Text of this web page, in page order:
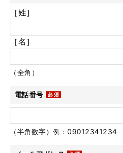
［姓］
［名］
（全角）
電話番号
（半角数字）例：09012341234